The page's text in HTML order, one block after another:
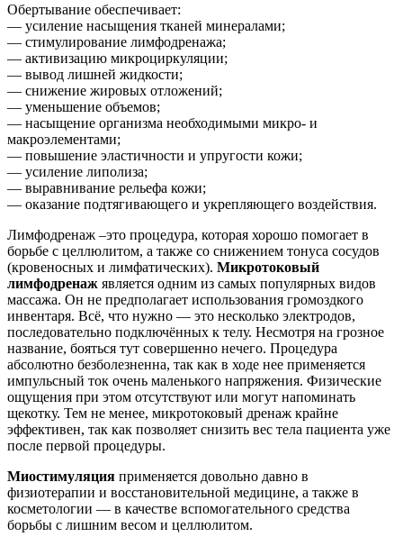
Обертывание обеспечивает:
— усиление насыщения тканей минералами;
— стимулирование лимфодренажа;
— активизацию микроциркуляции;
— вывод лишней жидкости;
— снижение жировых отложений;
— уменьшение объемов;
— насыщение организма необходимыми микро- и
макроэлементами;
— повышение эластичности и упругости кожи;
— усиление липолиза;
— выравнивание рельефа кожи;
— оказание подтягивающего и укрепляющего воздействия.
Лимфодренаж –это процедура, которая хорошо помогает в
борьбе с целлюлитом, а также со снижением тонуса сосудов
(кровеносных и лимфатических). Микротоковый
лимфодренаж является одним из самых популярных видов
массажа. Он не предполагает использования громоздкого
инвентаря. Всё, что нужно — это несколько электродов,
последовательно подключённых к телу. Несмотря на грозное
название, бояться тут совершенно нечего. Процедура
абсолютно безболезненна, так как в ходе нее применяется
импульсный ток очень маленького напряжения. Физические
ощущения при этом отсутствуют или могут напоминать
щекотку. Тем не менее, микротоковый дренаж крайне
эффективен, так как позволяет снизить вес тела пациента уже
после первой процедуры.
Миостимуляция применяется довольно давно в
физиотерапии и восстановительной медицине, а также в
косметологии — в качестве вспомогательного средства
борьбы с лишним весом и целлюлитом.